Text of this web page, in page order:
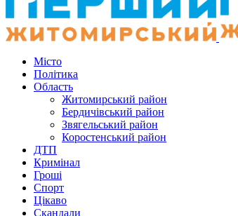
Місто
Політика
Область
Житомирський район
Бердичівський район
Звягельський район
Коростенський район
ДТП
Кримінал
Гроші
Спорт
Цікаво
Скандали